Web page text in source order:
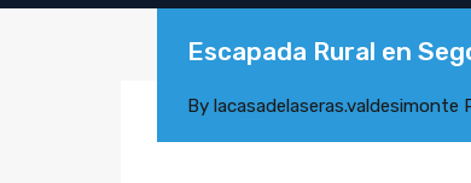
Escapada Rural en
By lacasadelaseras.valdesimonte